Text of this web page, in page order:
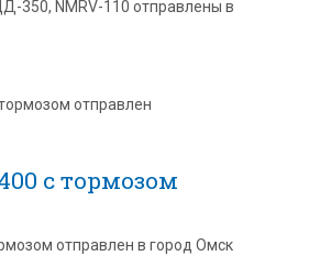
350, NMRV-110 отправлены в
с тормозом
отправлен в город Омск